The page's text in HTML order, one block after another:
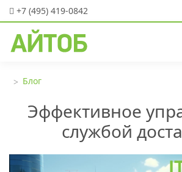
+7 (495) 419-0842
Блог
Эффективное
службой